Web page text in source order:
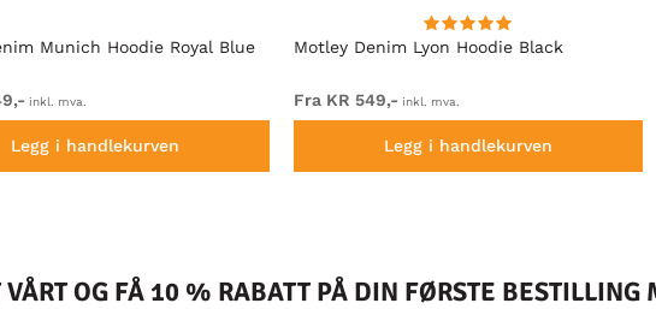
Munich Hoodie Royal Blue
inkl. mva.
Legg i handlekurven
Motley Denim Lyon Hoodie Black
Fra KR 549,- inkl. mva.
Legg i handlekurven
OG FÅ 10 % RABATT PÅ DIN FØRSTE BESTILLING